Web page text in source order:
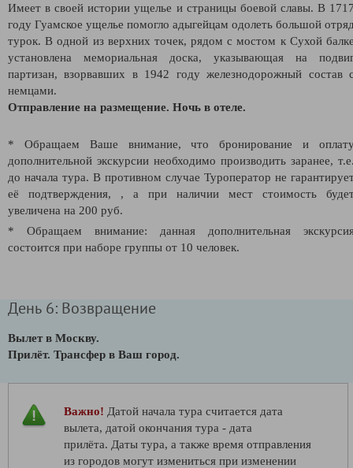
Имеет в своей истории ущелье и страницы боевой славы. В
году Гуамское ущелье помогло адыгейцам одолеть большой
турок. В одной из верхних точек, рядом с мостом к Сухой
установлена мемориальная доска, указывающая на
партизан, взорвавших в 1942 году железнодорожный состав
немцами.
Отправление на размещение. Ночь в отеле.
* Обращаем Ваше внимание, что бронирование и
дополнительной экскурсии необходимо производить заранее,
до начала тура. В противном случае Туроператор не
её подтверждения, , а при наличии мест стоимость
увеличена на 200 руб.
* Обращаем внимание: данная дополнительная
состоится при наборе группы от 10 человек.
День 6: Возвращение
Вылет в Москву.
Прилёт. Трансфер в Ваш город.
Важно! Датой начала тура считается дата
вылета, датой окончания тура - дата
прилёта. Даты тура, а также время отправления
из городов могут измениться при изменении